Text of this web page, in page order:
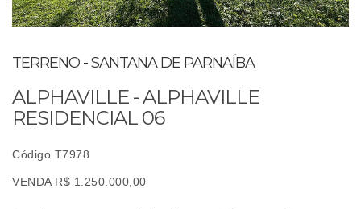
TERRENO - SANTANA DE PARNAÍBA
ALPHAVILLE - ALPHAVILLE
RESIDENCIAL 06
Código T7978
VENDA R$ 1.250.000,00